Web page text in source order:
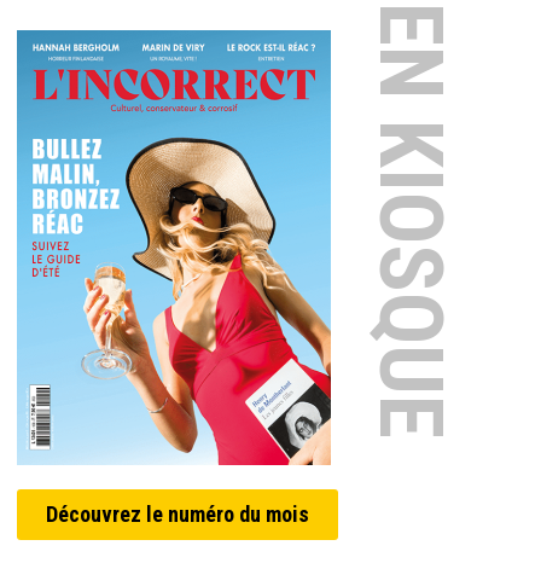
EN KIOSQUE
Découvrez le numéro du mois